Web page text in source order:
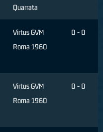
Quarrata
Virtus GVM
Roma 1960
0 - 0
Virtus GVM
Roma 1960
0 - 0